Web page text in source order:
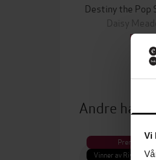
Vi
Destiny the Pop
Daisy
EBOK
Andre har
Premium
Vinner av